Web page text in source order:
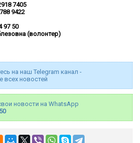
7405
9422
97 50
(волонтер)
на наш Telegram канал -
всех новостей
новости на WhatsApp